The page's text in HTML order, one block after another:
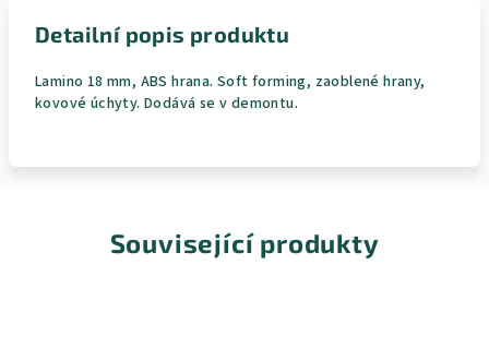
Detailní popis produktu
Lamino 18 mm, ABS hrana. Soft forming, zaoblené hrany,
kovové úchyty. Dodává se v demontu.
Související produkty